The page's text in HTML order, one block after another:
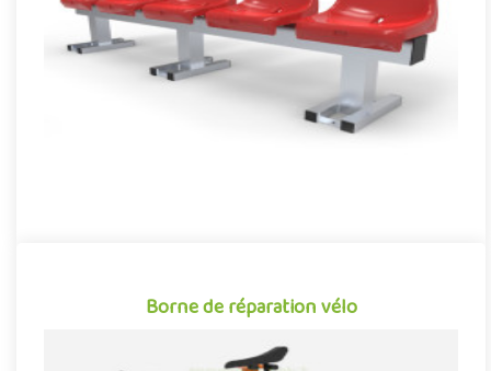
et optimisé pour concilier confort et robustesse. Équipé de 5
sièg..
Offre partenaire
Borne de réparation vélo